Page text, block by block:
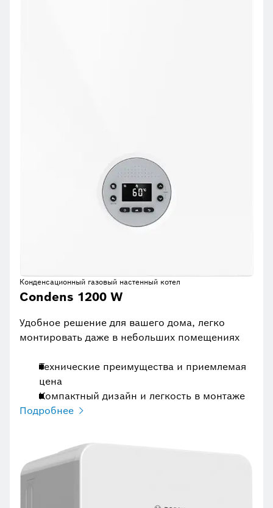
Конденсационный газовый настенный котел
Condens 1200 W
Удобное решение для вашего дома, легко
монтировать даже в небольших помещениях
Технические преимущества и приемлемая
цена
Компактный дизайн и легкость в монтаже
Подробнее